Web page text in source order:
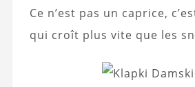
Ce n’est pas un caprice,
qui croît plus vite que les